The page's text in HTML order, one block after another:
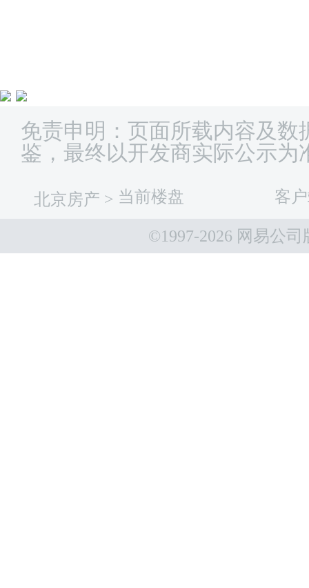
免责申明：页面所载内容及数
鉴，最终以开发商实际公示为
北京房产 > 当前楼盘 客
©1997-2026 网易公